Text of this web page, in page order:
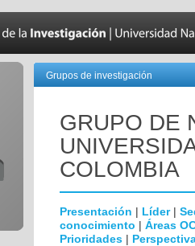
Grupos de investigación
GRUPO DE
COLOMBIA
Presentación | Líder|
conocimiento | Áreas
Prioridades |